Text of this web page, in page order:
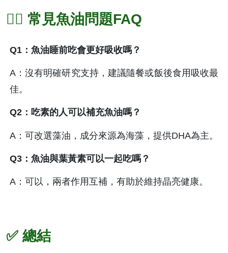
🙋‍♀️ 常見魚油問題FAQ
Q1：魚油睡前吃會更好吸收嗎？
A：沒有明確研究支持，建議隨餐或飯後食用吸收最
佳。
Q2：吃素的人可以補充魚油嗎？
A：可改選藻油，成分來源為海藻，提供DHA為主。
Q3：魚油與葉黃素可以一起吃嗎？
A：可以，兩者作用互補，有助於維持晶亮健康。
✅ 總結